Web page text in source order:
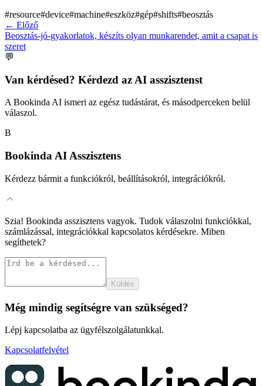
#resource#device#machine#eszköz#gép#shifts#beosztás
← Előző
Beosztás-jó-gyakorlatok, készíts olyan munkarendet, amit a csapat is
szeret
💬
Van kérdésed? Kérdezd az AI asszisztenst
A Bookinda AI ismeri az egész tudástárat, és másodperceken belül
válaszol.
B
Bookinda AI Asszisztens
Kérdezz bármit a funkciókról, beállításokról, integrációkról.
Szia! Bookinda asszisztens vagyok. Tudok válaszolni funkciókkal,
számlázással, integrációkkal kapcsolatos kérdésekre. Miben
segíthetek?
Küldés
Még mindig segítségre van szükséged?
Lépj kapcsolatba az ügyfélszolgálatunkkal.
Kapcsolatfelvétel